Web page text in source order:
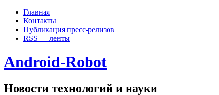
Главная
Контакты
Публикация пресс-релизов
RSS — ленты
Android-Robot
Новости технологий и науки